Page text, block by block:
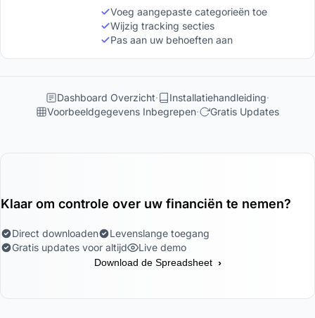
Voeg aangepaste categorieën toe
Wijzig tracking secties
Pas aan uw behoeften aan
Dashboard Overzicht
Installatiehandleiding
Voorbeeldgegevens Inbegrepen
Gratis Updates
Klaar om controle over uw financiën te nemen?
Direct downloaden
Levenslange toegang
Gratis updates voor altijd
Live demo
Download de Spreadsheet ›